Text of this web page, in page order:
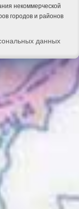
некоммерческой
городов и районов
данных